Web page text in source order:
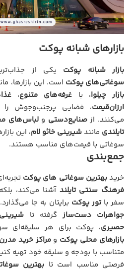
بازارهای شبانه پوکت
بازار شبانه پوکت یکی از
سوغاتی‌های پوکت است. این بازارها،
بازار چیلوا، با غرفه‌های متنوع،
ارزان‌قیمت، فضایی پرجنب‌وجوش را
می‌کنند. ازصنایع‌دستی ولباس‌های
تایلندی مانندشیرینی خائو لام، این
سوغاتی با قیمت‌های مناسب هستند.
جمع‌بندی
خریدبهترین سوغاتی‌ های پوکت
فرهنگ سنتی تایلند آشنا می‌کند،
سفر با تور پوکت برایتان به جا
جواهرات دست‌ساز گرفته تا
حصیری، پوکت برای هر سلیقه‌ای
بازارهای محلی پوکت ومراکز خرید مدرن
متناسب با بودجه و سلیقه خود تهیه
فرصتی مناسب است تا بهترین‌